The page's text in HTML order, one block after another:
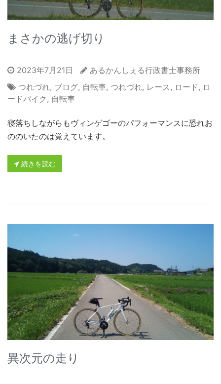
まさかの逃げ切り
2023年7月21日
あるかんしぇる行政書士事務所
つれづれ, ブログ, 自転車, つれづれ, レース , ロード , ロ
ードバイク , 自転車
寝落ちしながらもヴィンゲゴーのパフォーマンスに恐れお
ののいたのは覚えています。
続きを読む
異次元の走り